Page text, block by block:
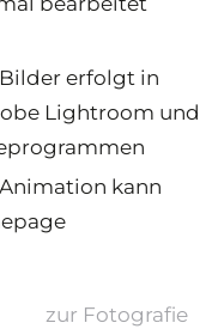
erfolgt in
Lightroom und
kann
zur Fotografie